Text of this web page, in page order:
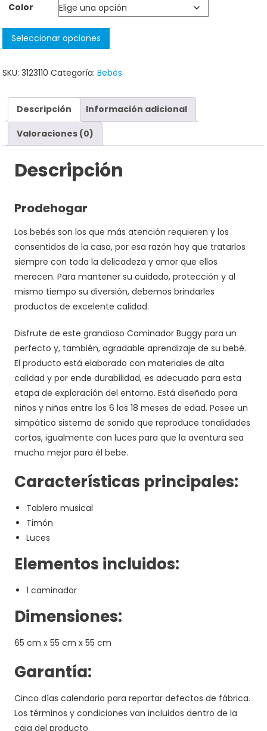
Color
Seleccionar opciones
SKU:3123110 Categoría:Bebés
Descripción Información adicional
Valoraciones (0)
Descripción
Prodehogar
Los bebés son los que más atención requieren y los
consentidos de la casa, por esa razón hay que tratarlos
siempre con toda la delicadeza y amor que ellos
merecen. Para mantener su cuidado, protección y al
mismo tiempo su diversión, debemos brindarles
productos de excelente calidad.
Disfrute de este grandioso Caminador Buggy para un
perfecto y, también, agradable aprendizaje de su bebé.
El producto está elaborado con materiales de alta
calidad y por ende durabilidad, es adecuado para esta
etapa de exploración del entorno. Está diseñado para
niños y niñas entre los 6 los 18 meses de edad. Posee un
simpático sistema de sonido que reproduce tonalidades
cortas, igualmente con luces para que la aventura sea
mucho mejor para él bebe.
Características principales:
Tablero musical
Timón
Luces
Elementos incluidos:
1 caminador
Dimensiones:
65 cm x 55 cm x 55 cm
Garantía:
Cinco días calendario para reportar defectos de fábrica.
Los términos y condiciones van incluidos dentro de la
caja del producto.